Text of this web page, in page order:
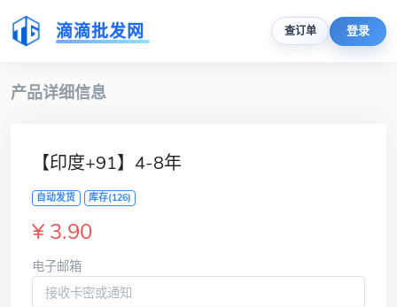
滴滴批发网 查订单 登录
产品详细信息
【印度+91】4-8年
自动发货 库存(126)
¥ 3.90
电子邮箱